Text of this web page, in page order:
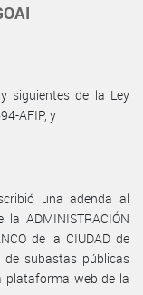
siguientes de la Ley
AFIP, y
una adenda al
ADMINISTRACIÓN
de la CIUDAD de
de subastas públicas
plataforma web de la